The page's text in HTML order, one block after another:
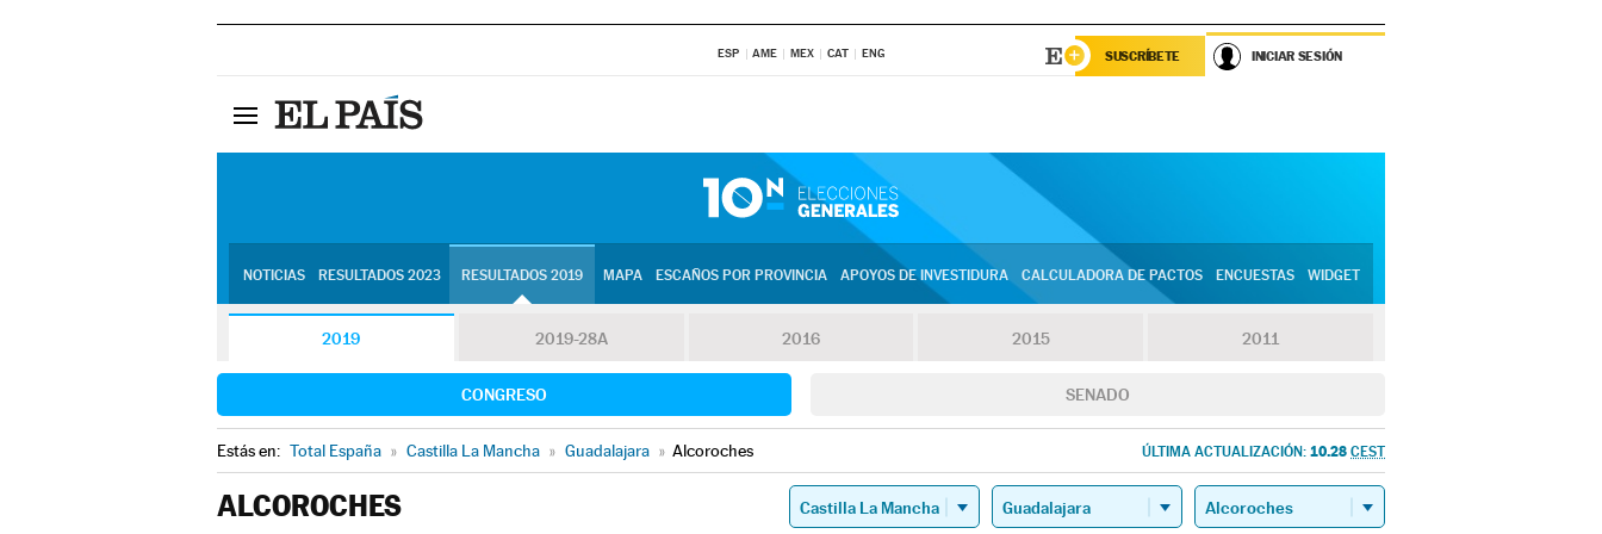
ESP AME MEX CAT ENG SUSCRÍBETE INICIAR SESIÓN
NOTICIAS RESULTADOS 2023 RESULTADOS 2019 MAPA ESCAÑOS POR PROVINCIA APOYOS DE INVESTIDURA CALCULADORA DE PACTOS ENCUESTAS WIDGET
2019 2019-28A 2016 2015 2011
CONGRESO SENADO
Estás en: Total España » Castilla La Mancha » Guadalajara » Alcoroches ÚLTIMA ACTUALIZACIÓN: 10.28 CEST
ALCOROCHES